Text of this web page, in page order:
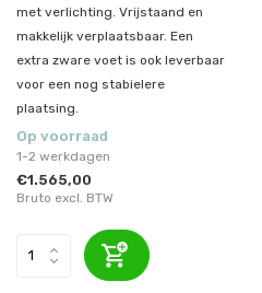
met verlichting. Vrijstaand en
makkelijk verplaatsbaar. Een
extra zware voet is ook leverbaar
voor een nog stabielere
plaatsing.
Op voorraad
1-2 werkdagen
€1.565,00
Bruto excl. BTW